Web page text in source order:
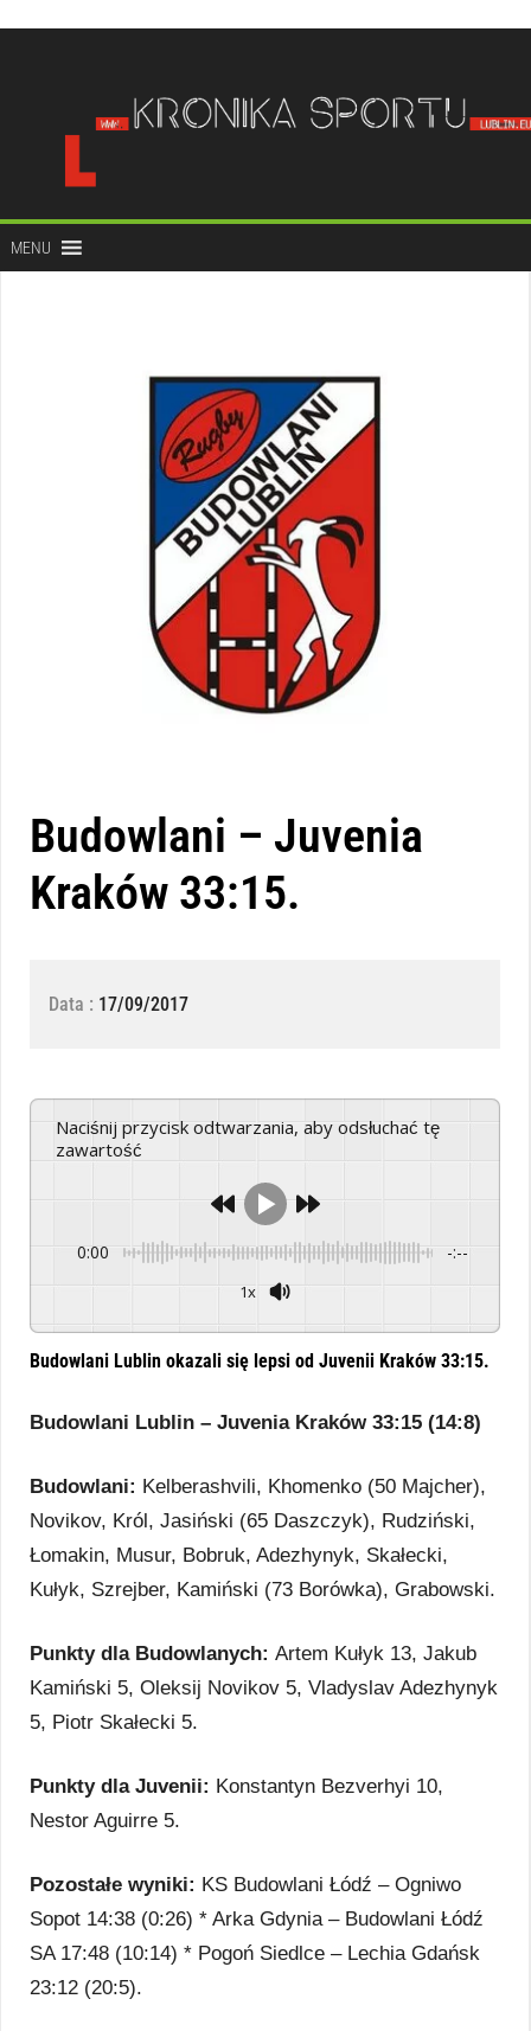
treści
MENU
Budowlani – Juvenia
Kraków 33:15.
Data : 17/09/2017
Naciśnij przycisk odtwarzania, aby odsłuchać tę
zawartość
0:00 -:--
1x
Budowlani Lublin okazali się lepsi od Juvenii Kraków 33:15.
Budowlani Lublin – Juvenia Kraków 33:15 (14:8)
Budowlani: Kelberashvili, Khomenko (50 Majcher),
Novikov, Król, Jasiński (65 Daszczyk), Rudziński,
Łomakin, Musur, Bobruk, Adezhynyk, Skałecki,
Kułyk, Szrejber, Kamiński (73 Borówka), Grabowski.
Punkty dla Budowlanych: Artem Kułyk 13, Jakub
Kamiński 5, Oleksij Novikov 5, Vladyslav Adezhynyk
5, Piotr Skałecki 5.
Punkty dla Juvenii: Konstantyn Bezverhyi 10,
Nestor Aguirre 5.
Pozostałe wyniki: KS Budowlani Łódź – Ogniwo
Sopot 14:38 (0:26) * Arka Gdynia – Budowlani Łódź
SA 17:48 (10:14) * Pogoń Siedlce – Lechia Gdańsk
23:12 (20:5).